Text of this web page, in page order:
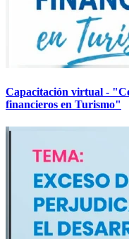
Capacitación virtual -
financieros en Turismo"